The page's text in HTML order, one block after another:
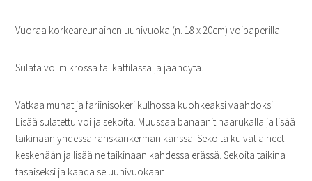
Vuoraa korkeareunainen uunivuoka (n. 18 x 20cm) voipaperilla.
Sulata voi mikrossa tai kattilassa ja jäähdytä.
Vatkaa munat ja fariinisokeri kulhossa kuohkeaksi vaahdoksi.
Lisää sulatettu voi ja sekoita. Muussaa banaanit haarukalla ja lisää
taikinaan yhdessä ranskankerman kanssa. Sekoita kuivat aineet
keskenään ja lisää ne taikinaan kahdessa erässä. Sekoita taikina
tasaiseksi ja kaada se uunivuokaan.